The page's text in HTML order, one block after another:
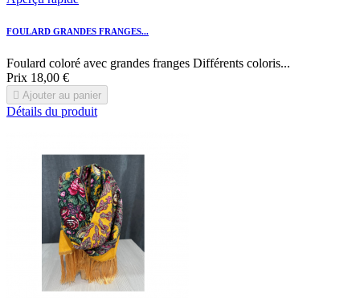
FOULARD GRANDES FRANGES...
Foulard coloré avec grandes franges Différents coloris...
Prix 18,00 €
 Ajouter au panier
Détails du produit